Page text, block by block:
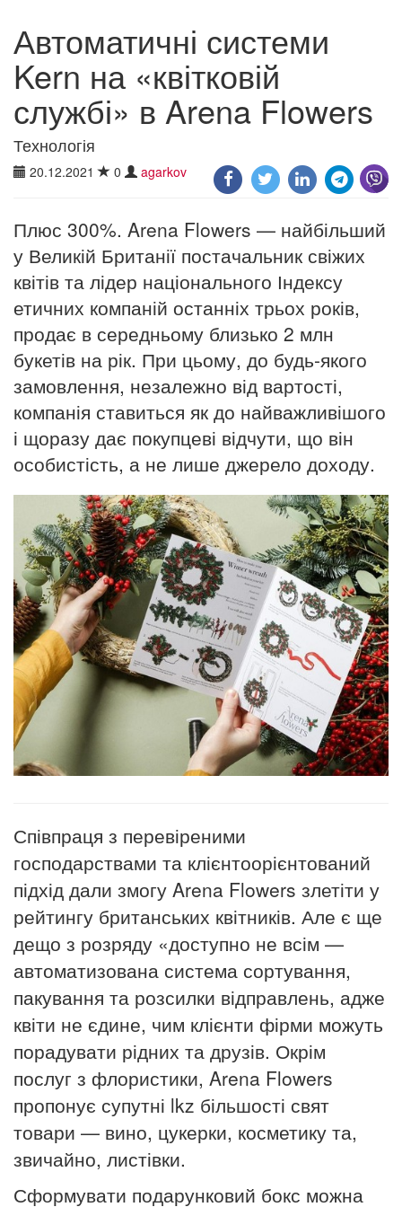
Автоматичні системи
Kern на «квітковій
службі» в Arena Flowers
Технологія
20.12.2021 0 agarkov
Плюс 300%. Arena Flowers — найбільший
у Великій Британії постачальник свіжих
квітів та лідер національного Індексу
етичних компаній останніх трьох років,
продає в середньому близько 2 млн
букетів на рік. При цьому, до будь-якого
замовлення, незалежно від вартості,
компанія ставиться як до найважливішого
і щоразу дає покупцеві відчути, що він
особистість, а не лише джерело доходу.
Співпраця з перевіреними
господарствами та клієнтоорієнтований
підхід дали змогу Arena Flowers злетіти у
рейтингу британських квітників. Але є ще
дещо з розряду «доступно не всім —
автоматизована система сортування,
пакування та розсилки відправлень, адже
квіти не єдине, чим клієнти фірми можуть
порадувати рідних та друзів. Окрім
послуг з флористики, Arena Flowers
пропонує супутні lkz більшості свят
товари — вино, цукерки, косметику та,
звичайно, листівки.
Сформувати подарунковий бокс можна